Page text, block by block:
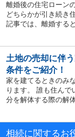
離婚後の住宅ローン
どちらかが引き続き
記事では、離婚する
土地の売却に伴
条件をご紹介！
家を建てるときのみ
ります。 誰も住ん
分を解体する際の解
相続に関するお